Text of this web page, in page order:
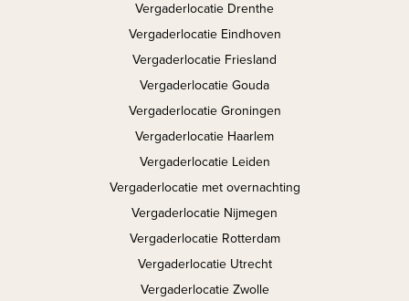
Vergaderlocatie Drenthe
Vergaderlocatie Eindhoven
Vergaderlocatie Friesland
Vergaderlocatie Gouda
Vergaderlocatie Groningen
Vergaderlocatie Haarlem
Vergaderlocatie Leiden
Vergaderlocatie met overnachting
Vergaderlocatie Nijmegen
Vergaderlocatie Rotterdam
Vergaderlocatie Utrecht
Vergaderlocatie Zwolle